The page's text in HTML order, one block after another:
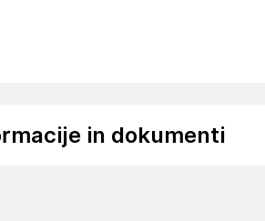
in dokumenti